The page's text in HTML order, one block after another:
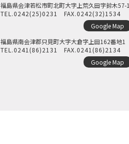
福島県会津若松市町北町大字上荒久田字鈴木57-1
TEL.0242(25)0231
FAX.0242(32)1534
Google Map
福島県南会津郡只見町大字大倉字上田162番地1
TEL.0241(86)2131
FAX.0241(86)2134
Google Map